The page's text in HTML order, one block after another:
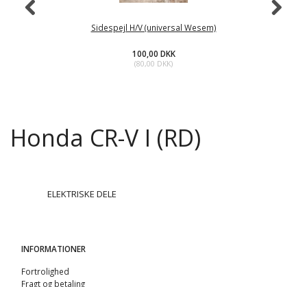
Sidespejl H/V (universal Wesem)
100,00 DKK
(80,00 DKK)
Honda CR-V I (RD)
ELEKTRISKE DELE
INFORMATIONER
Fortrolighed
Fragt og betaling